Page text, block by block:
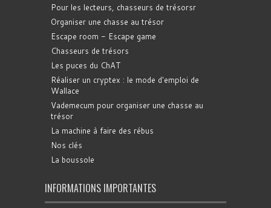
Pour les lecteurs, chasseurs de trésorsr
Organiser une chasse au trésor
Escape room - Escape game
Chasseurs de trésors
Les puces du ChAT
Réaliser un cryptex : le mode d'emploi de
Wallace
Vademecum pour organiser une chasse au
trésor
La machine à faire des rébus
Nos clés
La boussole
INFORMATIONS IMPORTANTES